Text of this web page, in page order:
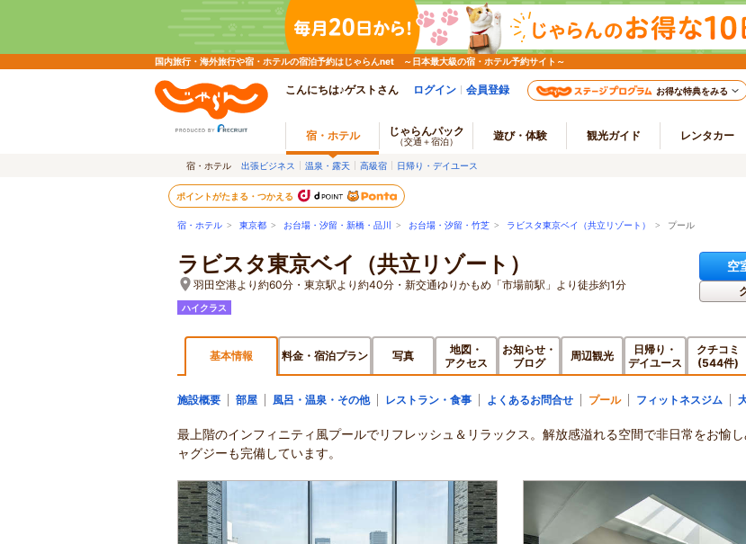
国内旅行・海外旅行や宿・ホテルの宿泊予約はじゃらんnet ～日本最大級の宿・ホテル予約サイト～
こんにちは♪ゲストさん ログイン 会員登録 お得な特典をみる
宿・ホテル じゃらんパック
（交通＋宿泊） 遊び・体験 観光ガイド レンタカー
宿・ホテル 出張ビジネス 温泉・露天 高級宿 日帰り・デイユース
ポイントがたまる・つかえる
宿・ホテル > 東京都 > お台場・汐留・新橋・品川 > お台場・汐留・竹芝 > ラビスタ東京ベイ（共立リゾート） > プール
ラビスタ東京ベイ（共立リゾート）
羽田空港より約60分・東京駅より約40分・新交通ゆりかもめ「市場前駅」より徒歩約1分
ハイクラス
空
基本情報 料金・宿泊プラン 写真
地図・
アクセス
お知らせ・
ブログ
周辺観光
日帰り・
デイユース
クチコミ
(544件)
施設概要 部屋 風呂・温泉・その他 レストラン・食事 よくあるお問合せ プール フィットネスジム
最上階のインフィニティ風プールでリフレッシュ＆リラックス。解放感溢れる空間で非日常をお愉
ャグジーも完備しています。